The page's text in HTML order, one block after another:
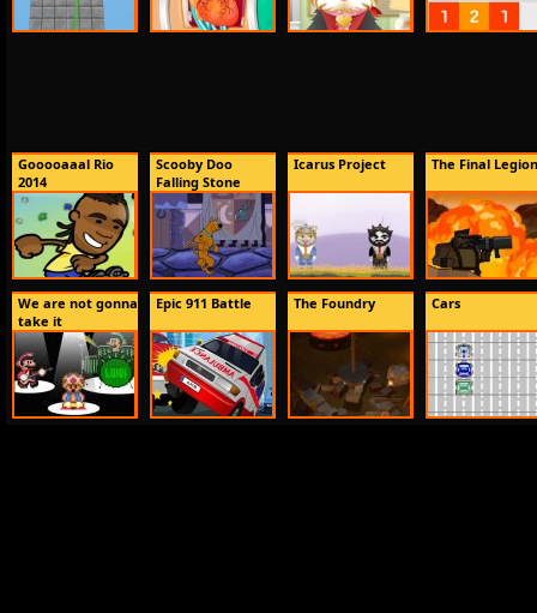
Gooooaaal Rio
2014
Scooby Doo
Falling Stone
Icarus Project The Final Legion
We are not gonna
take it
Epic 911 Battle The Foundry Cars